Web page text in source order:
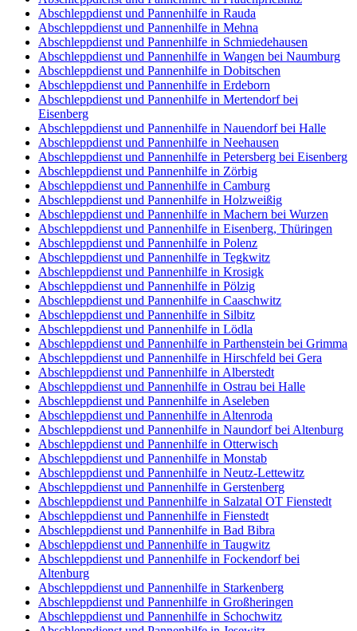
Abschleppdienst und Pannenhilfe in Rauda
Abschleppdienst und Pannenhilfe in Mehna
Abschleppdienst und Pannenhilfe in Schmiedehausen
Abschleppdienst und Pannenhilfe in Wangen bei Naumburg
Abschleppdienst und Pannenhilfe in Dobitschen
Abschleppdienst und Pannenhilfe in Erdeborn
Abschleppdienst und Pannenhilfe in Mertendorf bei
Eisenberg
Abschleppdienst und Pannenhilfe in Nauendorf bei Halle
Abschleppdienst und Pannenhilfe in Neehausen
Abschleppdienst und Pannenhilfe in Petersberg bei Eisenberg
Abschleppdienst und Pannenhilfe in Zörbig
Abschleppdienst und Pannenhilfe in Camburg
Abschleppdienst und Pannenhilfe in Holzweißig
Abschleppdienst und Pannenhilfe in Machern bei Wurzen
Abschleppdienst und Pannenhilfe in Eisenberg, Thüringen
Abschleppdienst und Pannenhilfe in Polenz
Abschleppdienst und Pannenhilfe in Tegkwitz
Abschleppdienst und Pannenhilfe in Krosigk
Abschleppdienst und Pannenhilfe in Pölzig
Abschleppdienst und Pannenhilfe in Caaschwitz
Abschleppdienst und Pannenhilfe in Silbitz
Abschleppdienst und Pannenhilfe in Lödla
Abschleppdienst und Pannenhilfe in Parthenstein bei Grimma
Abschleppdienst und Pannenhilfe in Hirschfeld bei Gera
Abschleppdienst und Pannenhilfe in Alberstedt
Abschleppdienst und Pannenhilfe in Ostrau bei Halle
Abschleppdienst und Pannenhilfe in Aseleben
Abschleppdienst und Pannenhilfe in Altenroda
Abschleppdienst und Pannenhilfe in Naundorf bei Altenburg
Abschleppdienst und Pannenhilfe in Otterwisch
Abschleppdienst und Pannenhilfe in Monstab
Abschleppdienst und Pannenhilfe in Neutz-Lettewitz
Abschleppdienst und Pannenhilfe in Gerstenberg
Abschleppdienst und Pannenhilfe in Salzatal OT Fienstedt
Abschleppdienst und Pannenhilfe in Fienstedt
Abschleppdienst und Pannenhilfe in Bad Bibra
Abschleppdienst und Pannenhilfe in Taugwitz
Abschleppdienst und Pannenhilfe in Fockendorf bei
Altenburg
Abschleppdienst und Pannenhilfe in Starkenberg
Abschleppdienst und Pannenhilfe in Großheringen
Abschleppdienst und Pannenhilfe in Schochwitz